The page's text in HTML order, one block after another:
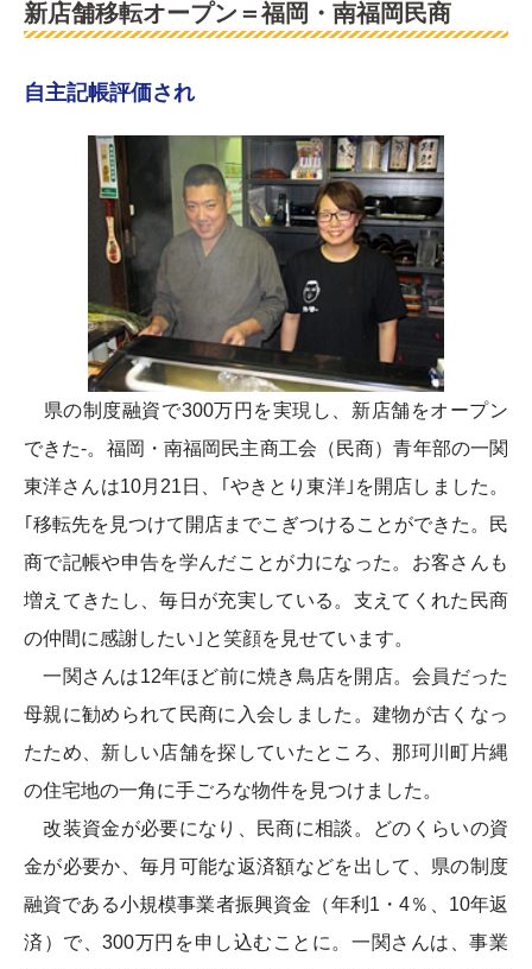
新店舗移転オープン＝福岡・南福岡民商
自主記帳評価され
県の制度融資で300万円を実現し、新店舗をオープン
できた-。福岡・南福岡民主商工会（民商）青年部の一関
東洋さんは10月21日、｢やきとり東洋｣を開店しました。
｢移転先を見つけて開店までこぎつけることができた。民
商で記帳や申告を学んだことが力になった。お客さんも
増えてきたし、毎日が充実している。支えてくれた民商
の仲間に感謝したい｣と笑顔を見せています。
一関さんは12年ほど前に焼き鳥店を開店。会員だった
母親に勧められて民商に入会しました。建物が古くなっ
たため、新しい店舗を探していたところ、那珂川町片縄
の住宅地の一角に手ごろな物件を見つけました。
改装資金が必要になり、民商に相談。どのくらいの資
金が必要か、毎月可能な返済額などを出して、県の制度
融資である小規模事業者振興資金（年利1・4％、10年返
済）で、300万円を申し込むことに。一関さんは、事業